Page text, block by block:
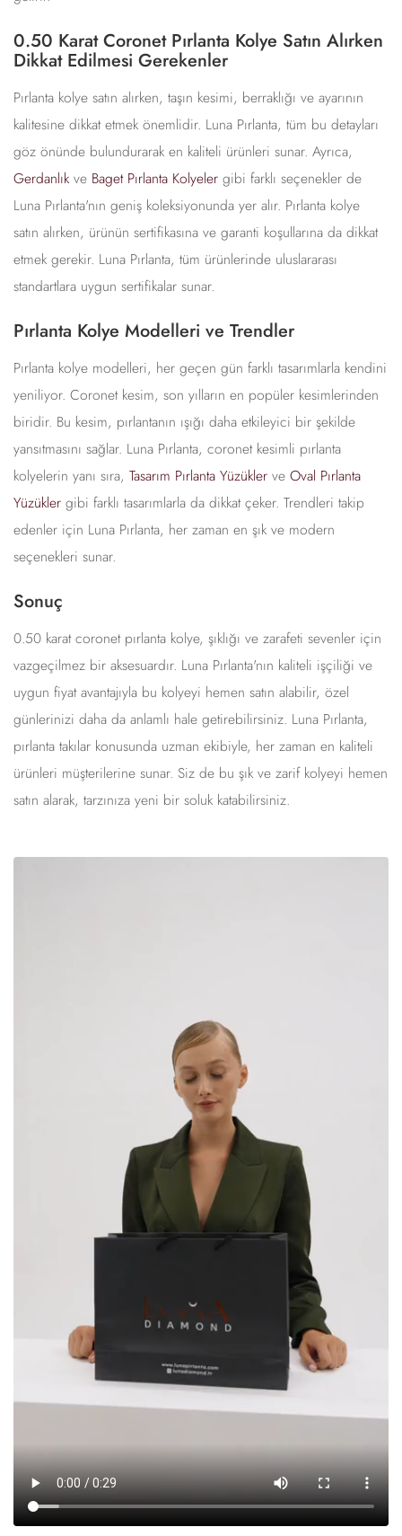
0.50 Karat Coronet Pırlanta Kolye Satın Alırken
Dikkat Edilmesi Gerekenler
Pırlanta kolye satın alırken, taşın kesimi, berraklığı ve ayarının
kalitesine dikkat etmek önemlidir. Luna Pırlanta, tüm bu detayları
göz önünde bulundurarak en kaliteli ürünleri sunar. Ayrıca,
Gerdanlıkve Baget Pırlanta Kolyeler gibi farklı seçenekler de
Luna Pırlanta'nın geniş koleksiyonunda yer alır. Pırlanta kolye
satın alırken, ürünün sertifikasına ve garanti koşullarına da dikkat
etmek gerekir. Luna Pırlanta, tüm ürünlerinde uluslararası
standartlara uygun sertifikalar sunar.
Pırlanta Kolye Modelleri ve Trendler
Pırlanta kolye modelleri, her geçen gün farklı tasarımlarla kendini
yeniliyor. Coronet kesim, son yılların en popüler kesimlerinden
biridir. Bu kesim, pırlantanın ışığı daha etkileyici bir şekilde
yansıtmasını sağlar. Luna Pırlanta, coronet kesimli pırlanta
kolyelerin yanı sıra, Tasarım Pırlanta Yüzükler ve Oval Pırlanta
Yüzükler gibi farklı tasarımlarla da dikkat çeker. Trendleri takip
edenler için Luna Pırlanta, her zaman en şık ve modern
seçenekleri sunar.
Sonuç
0.50 karat coronet pırlanta kolye, şıklığı ve zarafeti sevenler için
vazgeçilmez bir aksesuardır. Luna Pırlanta'nın kaliteli işçiliği ve
uygun fiyat avantajıyla bu kolyeyi hemen satın alabilir, özel
günlerinizi daha da anlamlı hale getirebilirsiniz. Luna Pırlanta,
pırlanta takılar konusunda uzman ekibiyle, her zaman en kaliteli
ürünleri müşterilerine sunar. Siz de bu şık ve zarif kolyeyi hemen
satın alarak, tarzınıza yeni bir soluk katabilirsiniz.